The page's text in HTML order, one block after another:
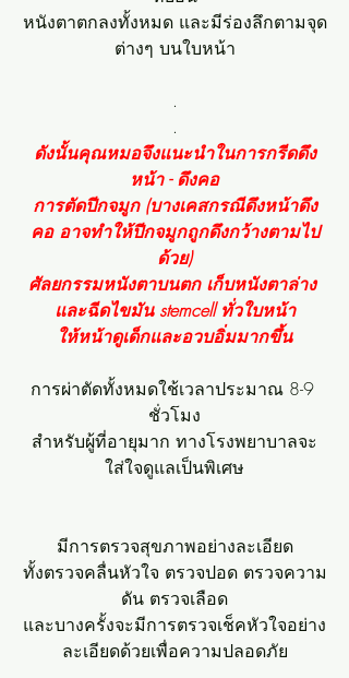
หนังตาตกลงทั้งหมด และมีร่องลึกตามจุด
ต่างๆ บนใบหน้า
.
.
ดังนั้นคุณหมอจึงแนะนำในการกรีดดึง
หน้า - ดึงคอ
การตัดปีกจมูก (บางเคสกรณีดึงหน้าดึง
คอ อาจทำให้ปีกจมูกถูกดึงกว้างตามไป
ด้วย)
ศัลยกรรมหนังตาบนตก เก็บหนังตาล่าง
และฉีดไขมัน stemcell ทั่วใบหน้า
ให้หน้าดูเด็กและอวบอิ่มมากขึ้น
การผ่าตัดทั้งหมดใช้เวลาประมาณ 8-9
ชั่วโมง
สำหรับผู้ที่อายุมาก ทางโรงพยาบาลจะ
ใส่ใจดูแลเป็นพิเศษ
มีการตรวจสุขภาพอย่างละเอียด
ทั้งตรวจคลื่นหัวใจ ตรวจปอด ตรวจความ
ดัน ตรวจเลือด
และบางครั้งจะมีการตรวจเช็คหัวใจอย่าง
ละเอียดด้วยเพื่อความปลอดภัย